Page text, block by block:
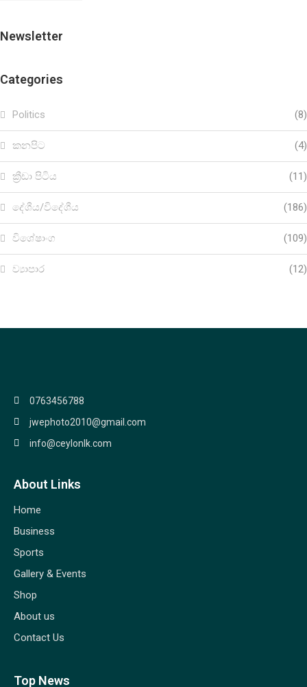
Newsletter
Categories
Politics (8)
කනපිට (4)
ක්‍රීඩා පිටිය (11)
දේශීය/විදේශීය (186)
විශේෂාංග (109)
ව්‍යාපාර (12)
0763456788
jwephoto2010@gmail.com
info@ceylonlk.com
About Links
Home
Business
Sports
Gallery & Events
Shop
About us
Contact Us
Top News